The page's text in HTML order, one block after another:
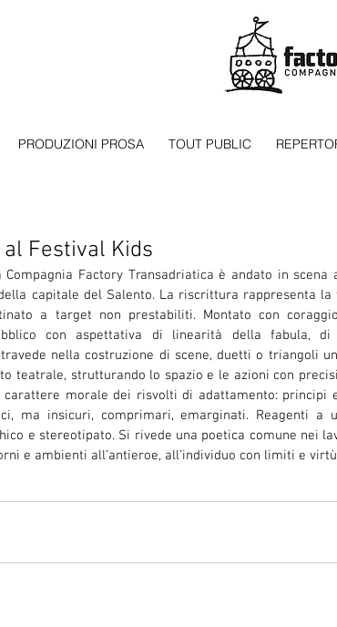
PRODUZIONI PROSA TOUT PUBLIC
Festival Kids
Compagnia Factory Transadriatica è andato in scena
capitale del Salento. La riscrittura rappresenta
a target non prestabiliti. Montato con
con aspettativa di linearità della fabula, di
nella costruzione di scene, duetti o triangoli
teatrale, strutturando lo spazio e le azioni con
morale dei risvolti di adattamento: principi
ma insicuri, comprimari, emarginati. Reagenti a
e stereotipato. Si rivede una poetica comune nei
e ambienti all’antieroe, all’individuo con limiti e